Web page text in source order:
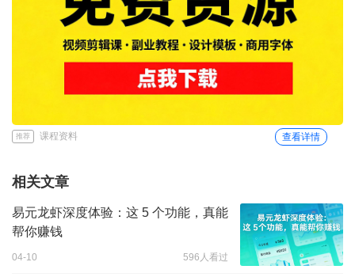
推荐 课程资料 查看详情
相关文章
易元龙虾深度体验：这 5 个功能，真能
帮你赚钱
04-10 596人看过